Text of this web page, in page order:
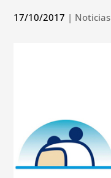
17/10/2017 | Noticias